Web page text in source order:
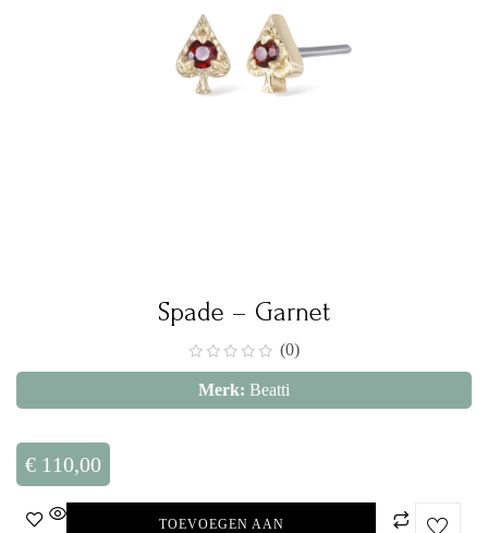
Spade – Garnet
(0)
Merk: Beatti
€ 110,00
TOEVOEGEN AAN